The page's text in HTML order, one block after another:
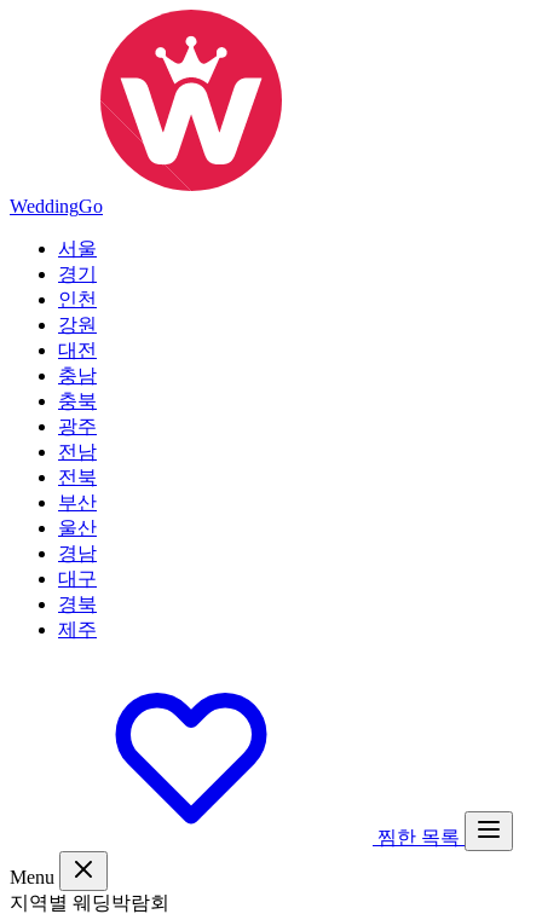
WeddingGo
서울
경기
인천
강원
대전
충남
충북
광주
전남
전북
부산
울산
경남
대구
경북
제주
찜한 목록
Menu
지역별 웨딩박람회